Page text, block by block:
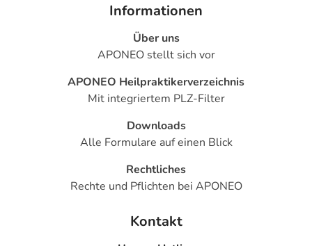
Informationen
Über uns
APONEO stellt sich vor
APONEO Heilpraktikerverzeichnis
Mit integriertem PLZ-Filter
Downloads
Alle Formulare auf einen Blick
Rechtliches
Rechte und Pflichten bei APONEO
Kontakt